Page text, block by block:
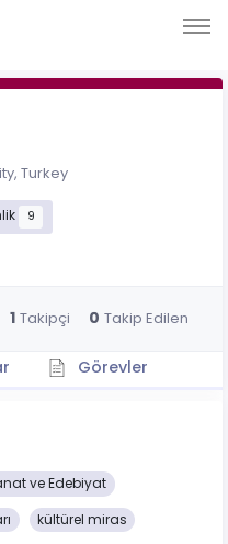
Turkey
9
1 Takipçi 0 Takip Edilen
Görevler
ve Edebiyat
kültürel miras